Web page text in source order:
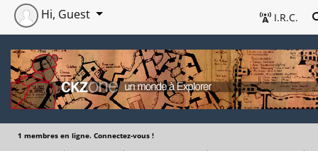
I.R.C.
Hi, Guest
1 membres en ligne. Connectez-vous !